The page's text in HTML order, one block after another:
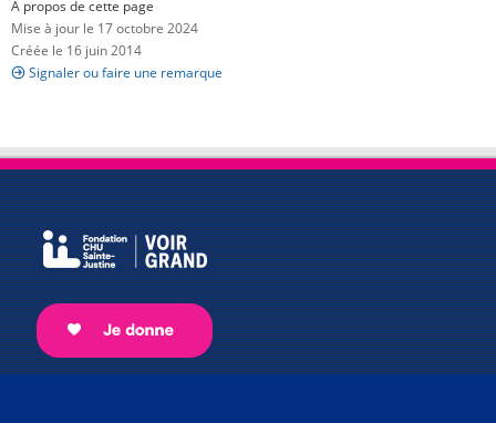
À propos de cette page
Mise à jour le 17 octobre 2024
Créée le 16 juin 2014
Signaler ou faire une remarque